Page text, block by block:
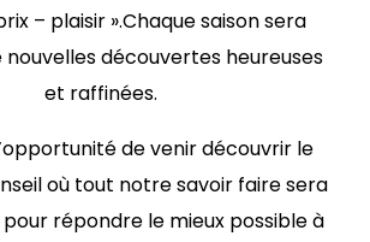
– plaisir ».Chaque saison sera
nouvelles découvertes heureuses
et raffinées.
de venir découvrir le
où tout notre savoir faire sera
répondre le mieux possible à